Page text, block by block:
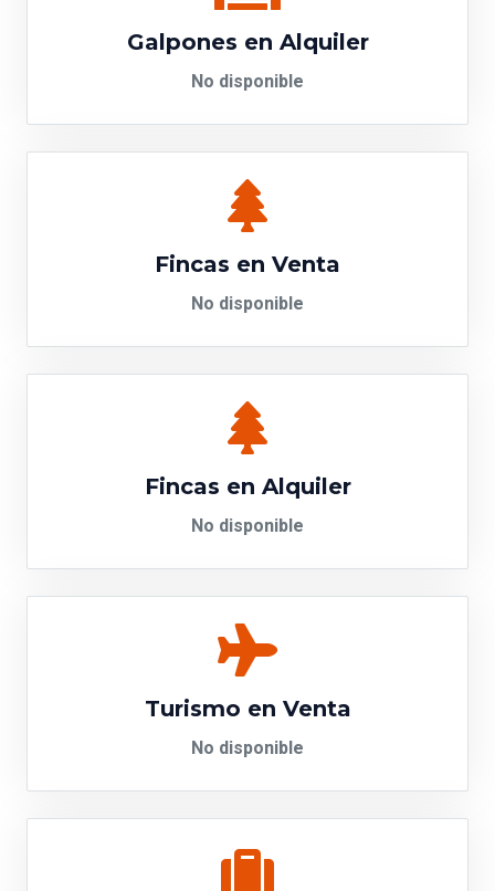
Galpones en Alquiler
No disponible
Fincas en Venta
No disponible
Fincas en Alquiler
No disponible
Turismo en Venta
No disponible